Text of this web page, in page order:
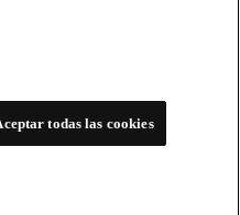
todas las cookies